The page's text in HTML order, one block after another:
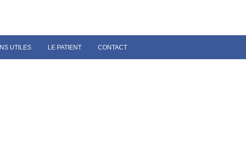
UTILES LE PATIENT CONTACT